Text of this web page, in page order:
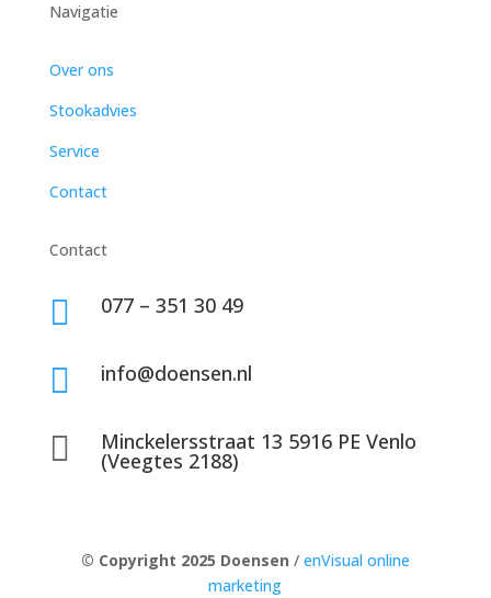
Navigatie
Over ons
Stookadvies
Service
Contact
Contact
 077 – 351 30 49
 info@doensen.nl
 Minckelersstraat 13 5916 PE Venlo
(Veegtes 2188)
© Copyright 2025 Doensen / enVisual online
marketing